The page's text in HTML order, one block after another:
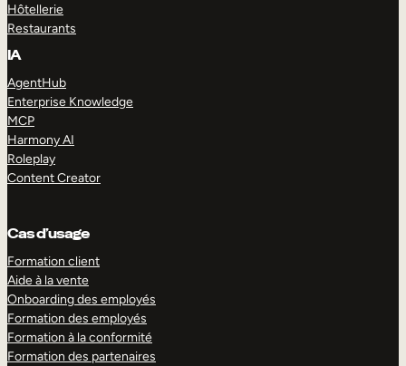
Hôtellerie
Restaurants
IA
AgentHub
Enterprise Knowledge
MCP
Harmony AI
Roleplay
Content Creator
Cas d’usage
Formation client
Aide à la vente
Onboarding des employés
Formation des employés
Formation à la conformité
Formation des partenaires